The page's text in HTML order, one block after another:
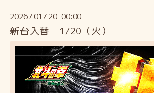
2026/01 / 20 00:00
新台入替 1/20（火）